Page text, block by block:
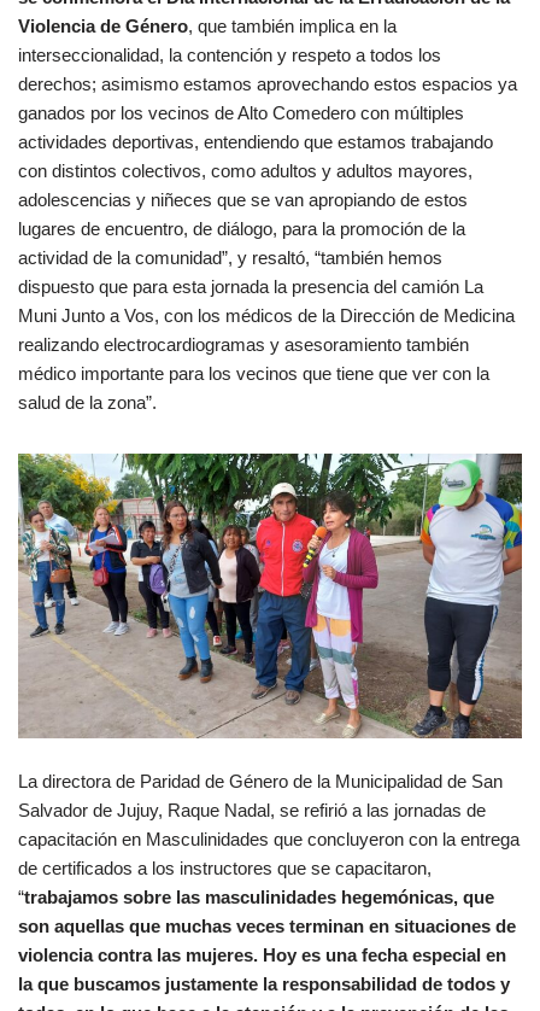
Violencia de Género, que también implica en la
interseccionalidad, la contención y respeto a todos los
derechos; asimismo estamos aprovechando estos espacios ya
ganados por los vecinos de Alto Comedero con múltiples
actividades deportivas, entendiendo que estamos trabajando
con distintos colectivos, como adultos y adultos mayores,
adolescencias y niñeces que se van apropiando de estos
lugares de encuentro, de diálogo, para la promoción de la
actividad de la comunidad”, y resaltó, “también hemos
dispuesto que para esta jornada la presencia del camión La
Muni Junto a Vos, con los médicos de la Dirección de Medicina
realizando electrocardiogramas y asesoramiento también
médico importante para los vecinos que tiene que ver con la
salud de la zona”.
La directora de Paridad de Género de la Municipalidad de San
Salvador de Jujuy, Raque Nadal, se refirió a las jornadas de
capacitación en Masculinidades que concluyeron con la entrega
de certificados a los instructores que se capacitaron,
“trabajamos sobre las masculinidades hegemónicas, que
son aquellas que muchas veces terminan en situaciones de
violencia contra las mujeres. Hoy es una fecha especial en
la que buscamos justamente la responsabilidad de todos y